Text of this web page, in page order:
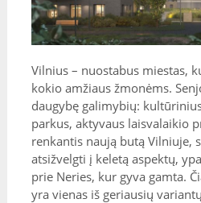
Vilnius – nuostabus miestas,
kokio amžiaus žmonėms.
daugybę galimybių:
parkus, aktyvaus laisvalaikio
renkantis naują butą Vilniuje,
atsižvelgti į keletą aspektų,
prie Neries, kur gyva gamta.
yra vienas iš geriausių